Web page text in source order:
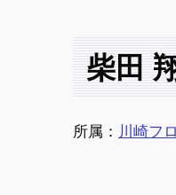
柴田
所属： 川崎フ